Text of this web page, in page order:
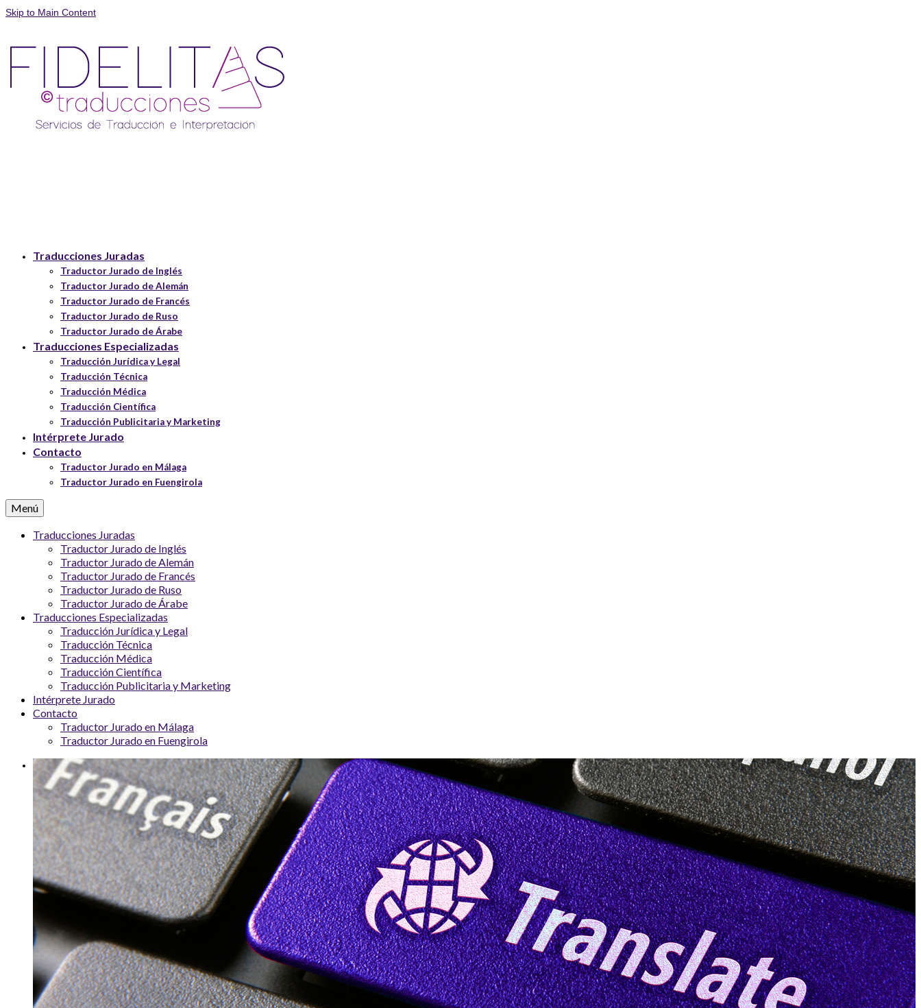
Skip to Main Content
Traducciones Juradas
Traductor Jurado de Inglés
Traductor Jurado de Alemán
Traductor Jurado de Francés
Traductor Jurado de Ruso
Traductor Jurado de Árabe
Traducciones Especializadas
Traducción Jurídica y Legal
Traducción Técnica
Traducción Médica
Traducción Científica
Traducción Publicitaria y Marketing
Intérprete Jurado
Contacto
Traductor Jurado en Málaga
Traductor Jurado en Fuengirola
Menú
Traducciones Juradas
Traductor Jurado de Inglés
Traductor Jurado de Alemán
Traductor Jurado de Francés
Traductor Jurado de Ruso
Traductor Jurado de Árabe
Traducciones Especializadas
Traducción Jurídica y Legal
Traducción Técnica
Traducción Médica
Traducción Científica
Traducción Publicitaria y Marketing
Intérprete Jurado
Contacto
Traductor Jurado en Málaga
Traductor Jurado en Fuengirola